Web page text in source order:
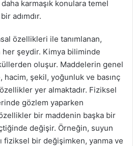
karmaşık konulara temel
adımdır.
özellikleri ile tanımlanan,
her şeydir. Kimya biliminde
oluşur. Maddelerin genel
hacim, şekil, yoğunluk ve basınç
yer almaktadır. Fiziksel
gözlem yaparken
bir maddenin başka bir
değişir. Örneğin, suyun
fiziksel bir değişimken, yanma ve